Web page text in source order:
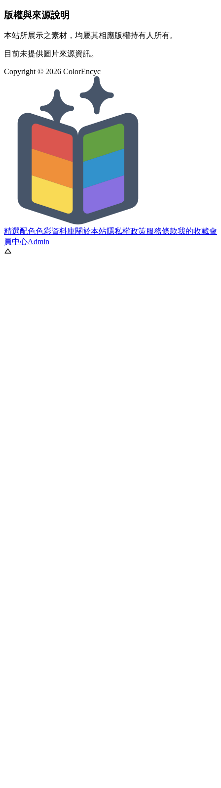
版權與來源說明
本站所展示之素材，均屬其相應版權持有人所有。
目前未提供圖片來源資訊。
Copyright © 2026 ColorEncyc
精選配色色彩資料庫關於本站隱私權政策服務條款我的收藏會
員中心Admin